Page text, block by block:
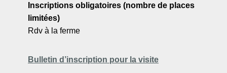
Inscriptions obligatoires (nombre de places
limitées)
Rdv à la ferme
Bulletin d’inscription pour la visite